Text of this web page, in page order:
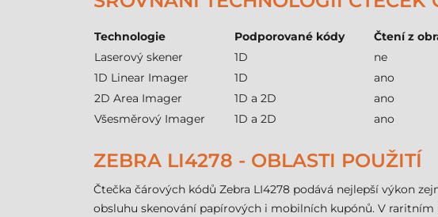
Technologie Podporované kódy Čtení z
Laserový skener
1D ne
1D Linear Imager
1D ano
2D Area Imager
1D a 2D ano
Všesměrový Imager
1D a 2D ano
ZEBRA LI4278 - OBLASTI POUŽITÍ
Čtečka čárových kódů Zebra LI4278 podává nejlepší výkon
obsluhu skenování papírových i mobilních kupónů. V